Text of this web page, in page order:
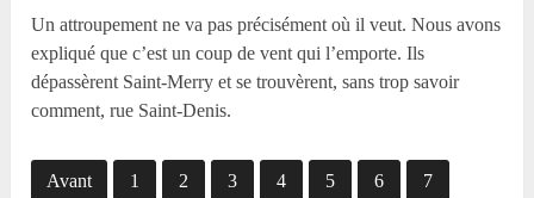
Un attroupement ne va pas précisément où il veut. Nous avons
expliqué que c’est un coup de vent qui l’emporte. Ils
dépassèrent Saint-Merry et se trouvèrent, sans trop savoir
comment, rue Saint-Denis.
Avant 1 2 3 4 5 6 7